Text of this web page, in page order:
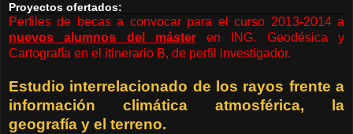
Proyectos ofertados:
Perfiles de becas a convocar para el curso 2013-2014 a
nuevos alumnos del másteren ING. Geodésica y
Cartografía en el itinerario B, de perfil investigador.
Estudio interrelacionado de los rayos frente a
información climática atmosférica, la
geografía y el terreno.